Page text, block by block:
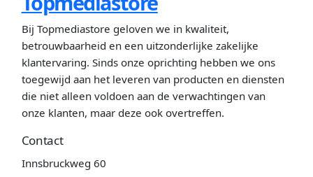
Bij Topmediastore geloven we in kwaliteit,
betrouwbaarheid en een uitzonderlijke zakelijke
klantervaring. Sinds onze oprichting hebben we ons
toegewijd aan het leveren van producten en diensten
die niet alleen voldoen aan de verwachtingen van
onze klanten, maar deze ook overtreffen.
Contact
Innsbruckweg 60